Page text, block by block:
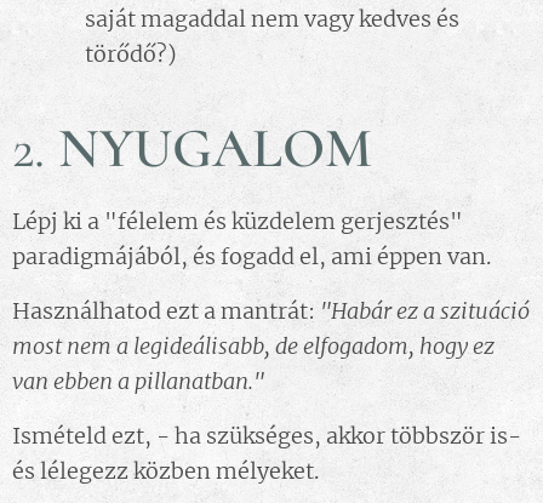
saját magaddal nem vagy kedves és
törődő?)
2. NYUGALOM
Lépj ki a "félelem és küzdelem gerjesztés"
paradigmájából, és fogadd el, ami éppen van.
Használhatod ezt a mantrát: "Habár ez a szituáció
most nem a legideálisabb, de elfogadom, hogy ez
van ebben a pillanatban."
Ismételd ezt, - ha szükséges, akkor többször is-
és lélegezz közben mélyeket.